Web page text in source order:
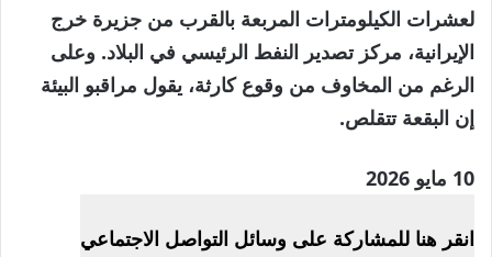
لعشرات الكيلومترات المربعة بالقرب من جزيرة خرج
الإيرانية، مركز تصدير النفط الرئيسي في البلاد. وعلى
الرغم من المخاوف من وقوع كارثة، يقول مراقبو البيئة
إن البقعة تتقلص.
نُشرت
10
10 مايو 2026
انقر هنا للمشاركة على وسائل التواصل الاجتماعي